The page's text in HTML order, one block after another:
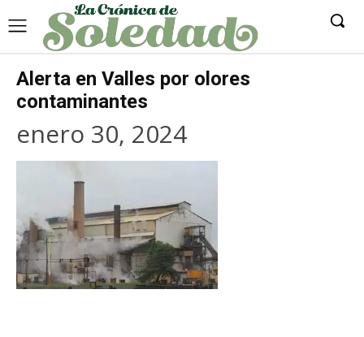
Alerta en Valles por olores
contaminantes
enero 30, 2024